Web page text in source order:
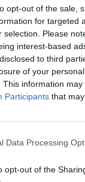
opt-out of the sale,
for targeted
selection. Please
interest-based
to third
of your
This information
Participants that
Data Processing
opt-out of the
el cual elegir
importancia
eso,
donde
para
que no se